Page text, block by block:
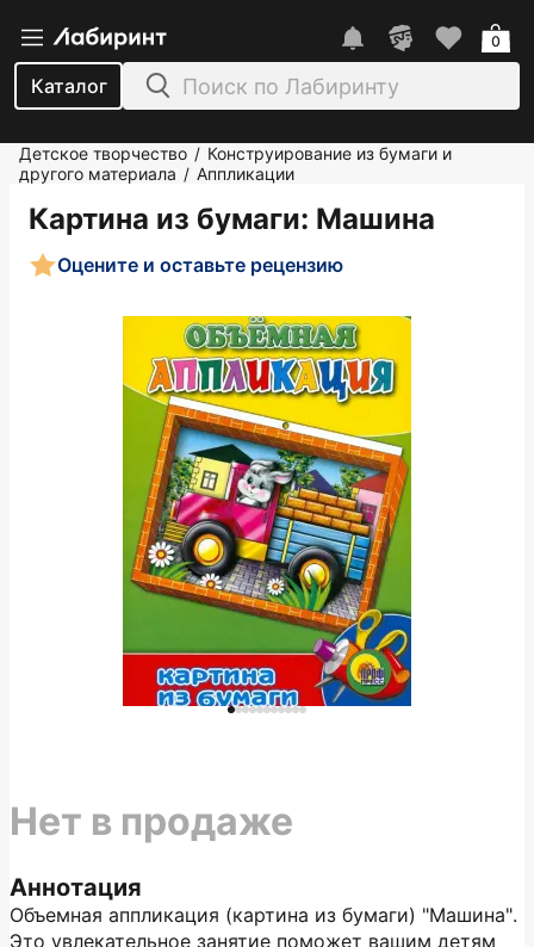
Каталог
0
Детское творчество / Конструирование из бумаги и
другого материала / Аппликации
Картина из бумаги: Машина
Оцените и оставьте рецензию
Аннотация
Объемная аппликация (картина из бумаги) "Машина".
Это увлекательное занятие поможет вашим детям
Нет в продаже